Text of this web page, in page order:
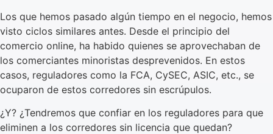
Los que hemos pasado algún tiempo en el negocio, hemos
visto ciclos similares antes. Desde el principio del
comercio online, ha habido quienes se aprovechaban de
los comerciantes minoristas desprevenidos. En estos
casos, reguladores como la FCA, CySEC, ASIC, etc., se
ocuparon de estos corredores sin escrúpulos.
¿Y? ¿Tendremos que confiar en los reguladores para que
eliminen a los corredores sin licencia que quedan?